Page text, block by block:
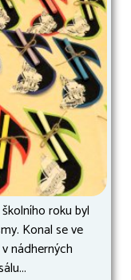
roku byl
Konal se ve
nádherných